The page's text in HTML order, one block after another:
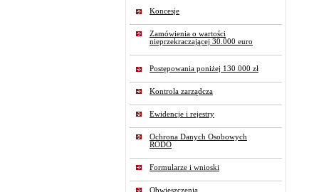
Koncesje
Zamówienia o wartości
nieprzekraczającej 30.000 euro
Postępowania poniżej 130 000 zł
Kontrola zarządcza
Ewidencje i rejestry
Ochrona Danych Osobowych
RODO
Formularze i wnioski
Obwieszczenia